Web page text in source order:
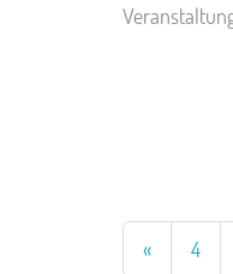
« 4